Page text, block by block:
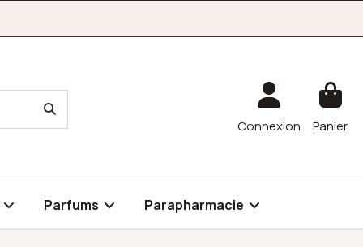
Connexion Panier
Parfums Parapharmacie